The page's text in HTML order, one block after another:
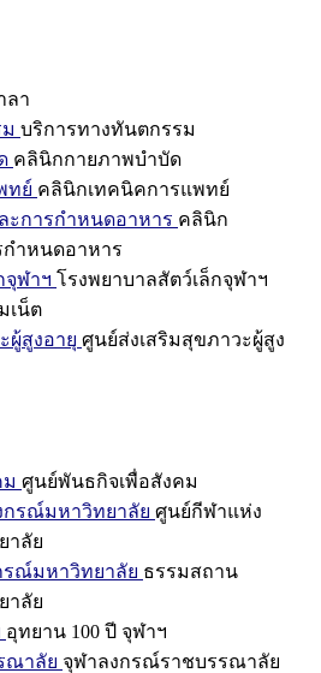
ลา
บริการทางทันตกรรม
คลินิกกายภาพบำบัด
ทย์ คลินิกเทคนิคการแพทย์
การกำหนดอาหาร คลินิก
ำหนดอาหาร
จุฬาฯ โรงพยาบาลสัตว์เล็กจุฬาฯ
เน็ต
ผู้สูงอายุ ศูนย์ส่งเสริมสุขภาวะผู้สูง
ศูนย์พันธกิจเพื่อสังคม
กรณ์มหาวิทยาลัย ศูนย์กีฬาแห่ง
าลัย
รณ์มหาวิทยาลัย ธรรมสถาน
าลัย
อุทยาน 100 ปี จุฬาฯ
ณาลัย จุฬาลงกรณ์ราชบรรณาลัย